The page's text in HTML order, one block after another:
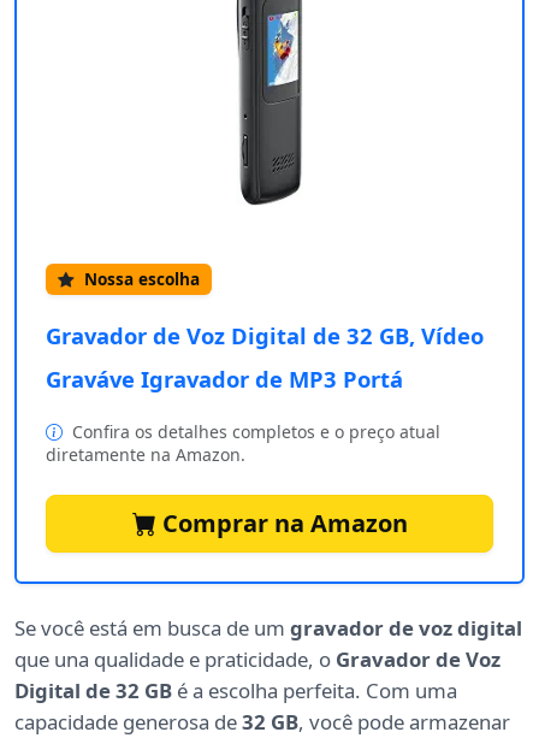
Nossa escolha
Gravador de Voz Digital de 32 GB, Vídeo
Graváve Igravador de MP3 Portá
Confira os detalhes completos e o preço atual
diretamente na Amazon.
Comprar na Amazon
Se você está em busca de um gravador de voz digital
que una qualidade e praticidade, o Gravador de Voz
Digital de 32 GB é a escolha perfeita. Com uma
capacidade generosa de32 GB, você pode armazenar